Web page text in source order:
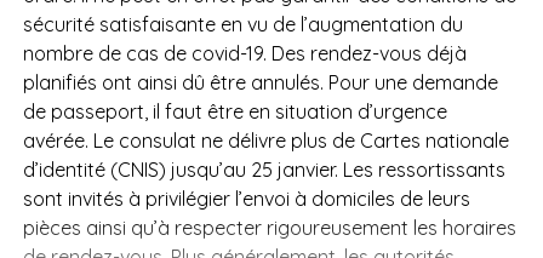
sécurité satisfaisante en vu de l’augmentation du
nombre de cas de covid-19. Des rendez-vous déjà
planifiés ont ainsi dû être annulés. Pour une demande
de passeport, il faut être en situation d’urgence
avérée. Le consulat ne délivre plus de Cartes nationale
d’identité (CNIS) jusqu’au 25 janvier. Les ressortissants
sont invités à privilégier l’envoi à domiciles de leurs
pièces ainsi qu’à respecter rigoureusement les horaires